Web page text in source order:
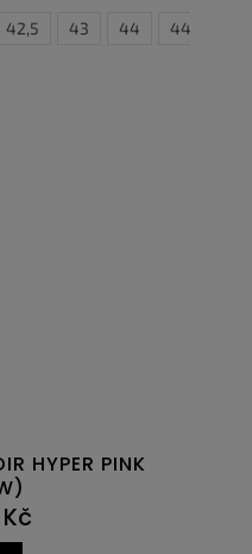
42,5 43 44 44,5
HYPER PINK